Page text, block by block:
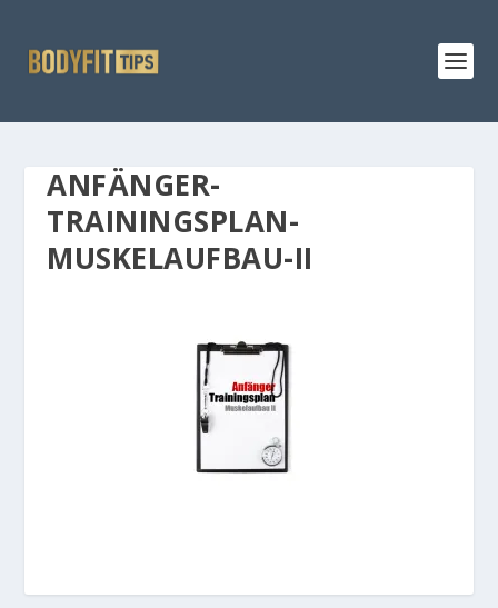
ANFÄNGER-
TRAININGSPLAN-
MUSKELAUFBAU-II